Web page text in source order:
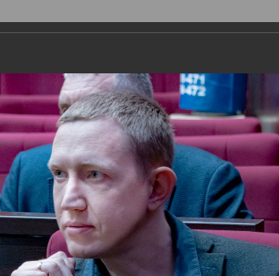
ДЕПУТАТЫ ПРАВОТВОРЧЕСТВО